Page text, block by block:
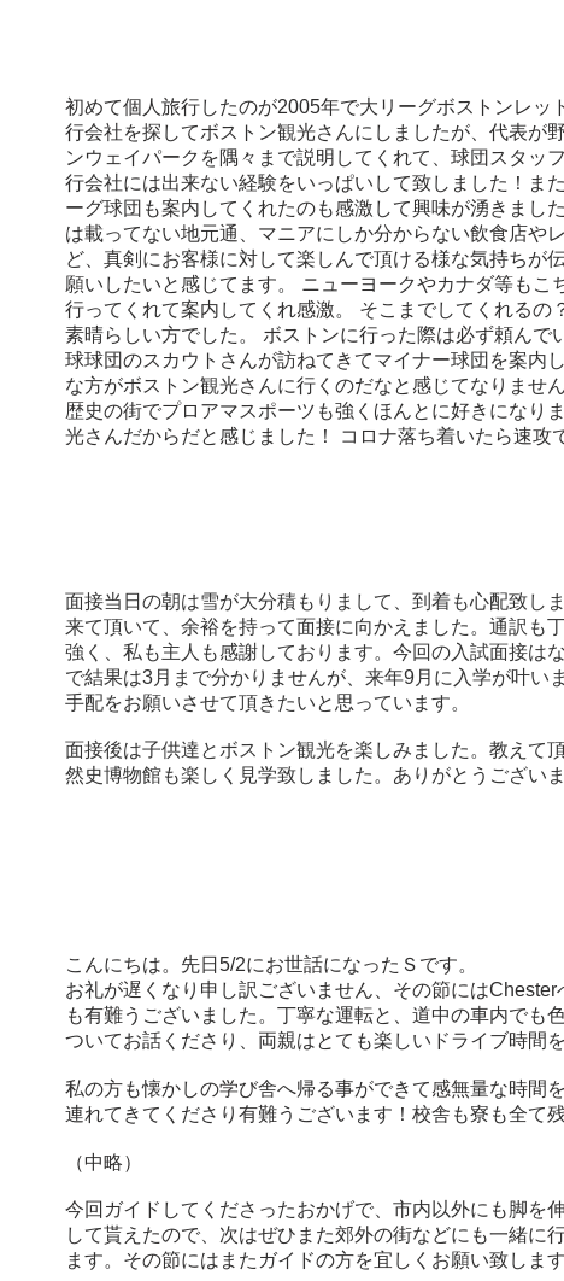
初めて個人旅行したのが2005年で大リーグボストンレッ
行会社を探してボストン観光さんにしましたが、代表が
ンウェイパークを隅々まで説明してくれて、球団スタッ
行会社には出来ない経験をいっぱいして致しました！ま
ーグ球団も案内してくれたのも感激して興味が湧きまし
は載ってない地元通、マニアにしか分からない飲食店や
ど、真剣にお客様に対して楽しんで頂ける様な気持ちが
願いしたいと感じてます。 ニューヨークやカナダ等もこ
行ってくれて案内してくれ感激。 そこまでしてくれるの
素晴らしい方でした。 ボストンに行った際は必ず頼んで
球球団のスカウトさんが訪ねてきてマイナー球団を案内
な方がボストン観光さんに行くのだなと感じてなりませ
歴史の街でプロアマスポーツも強くほんとに好きになり
光さんだからだと感じました！ コロナ落ち着いたら速攻
面接当日の朝は雪が大分積もりまして、到着も心配致し
来て頂いて、余裕を持って面接に向かえました。通訳も
強く、私も主人も感謝しております。今回の入試面接は
で結果は3月まで分かりませんが、来年9月に入学が叶い
手配をお願いさせて頂きたいと思っています。
面接後は子供達とボストン観光を楽しみました。教えて
然史博物館も楽しく見学致しました。ありがとうございま
こんにちは。先日5/2にお世話になったＳです。
お礼が遅くなり申し訳ございません、その節にはChester
も有難うございました。丁寧な運転と、道中の車内でも
ついてお話くださり、両親はとても楽しいドライブ時間
私の方も懐かしの学び舎へ帰る事ができて感無量な時間
連れてきてくださり有難うございます！校舎も寮も全て
（中略）
今回ガイドしてくださったおかげで、市内以外にも脚を
して貰えたので、次はぜひまた郊外の街などにも一緒に
ます。その節にはまたガイドの方を宜しくお願い致します